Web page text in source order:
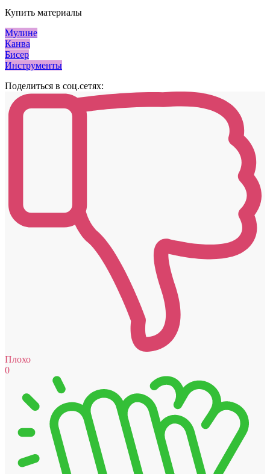
Купить материалы
Мулине
Канва
Бисер
Инструменты
Поделиться в соц.сетях:
Плохо
0